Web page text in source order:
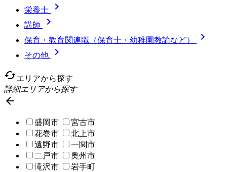
栄養士 
講師 
保育・教育関連職（保育士・幼稚園教諭など） 
その他

cachedエリアから探す
詳細エリアから探す

盛岡市
宮古市
花巻市
北上市
遠野市
一関市
二戸市
奥州市
滝沢市
岩手町